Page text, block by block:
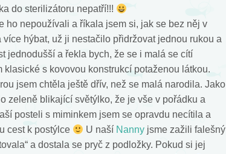
do sterilizátoru nepatří!!!
ho nepoužívali a říkala jsem si, jak se bez něj v
hýbat, už ji nestačilo přidržovat jednou rukou a
jednodušší a řekla bych, že se i malá se cítí
s kovovou konstrukcí potaženou látkou.
jsem chtěla ještě dřív, než se malá narodila. Jako
zeleně blikající světýlko, že je vše v pořádku a
posteli s miminkem jsem se opravdu necítila a
cest k postýlce
U naší Nanny jsme zažili falešný
a dostala se pryč z podložky. Pokud si jej